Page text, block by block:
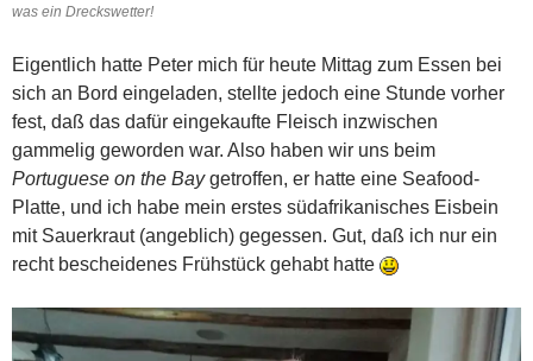
was ein Dreckswetter!
Eigentlich hatte Peter mich für heute Mittag zum Essen bei
sich an Bord eingeladen, stellte jedoch eine Stunde vorher
fest, daß das dafür eingekaufte Fleisch inzwischen
gammelig geworden war. Also haben wir uns beim
Portuguese on the Baygetroffen, er hatte eine Seafood-
Platte, und ich habe mein erstes südafrikanisches Eisbein
mit Sauerkraut (angeblich) gegessen. Gut, daß ich nur ein
recht bescheidenes Frühstück gehabt hatte